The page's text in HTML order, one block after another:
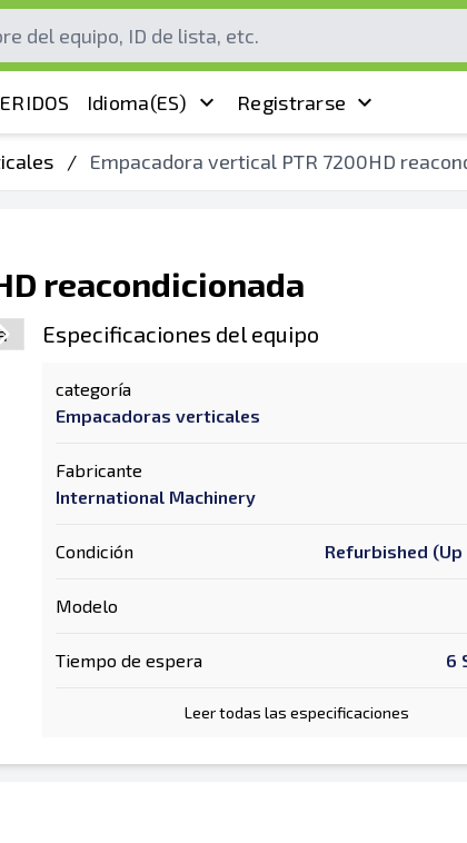
Idioma(ES) Registrarse
/ Empacadora vertical PTR 7200HD
reacondicionada
Especificaciones del equipo
categoría
Empacadoras verticales
Fabricante
International Machinery
Condición Refurbished (Up
Modelo
Tiempo de espera 6
Leer todas las especificaciones